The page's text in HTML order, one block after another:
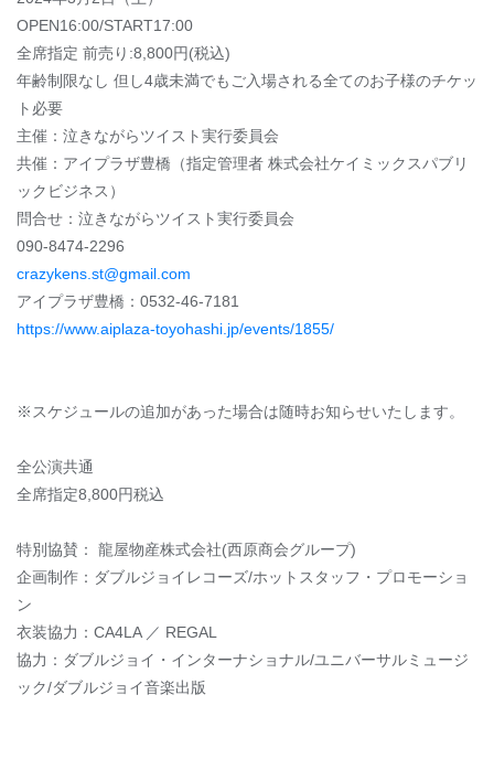
OPEN16:00/START17:00
全席指定 前売り:8,800円(税込)
年齢制限なし 但し4歳未満でもご入場される全てのお子様のチケッ
ト必要
主催：泣きながらツイスト実行委員会
共催：アイプラザ豊橋（指定管理者 株式会社ケイミックスパブリ
ックビジネス）
問合せ：泣きながらツイスト実行委員会
090-8474-2296
crazykens.st@gmail.com
アイプラザ豊橋：0532-46-7181
https://www.aiplaza-toyohashi.jp/events/1855/
※スケジュールの追加があった場合は随時お知らせいたします。
全公演共通
全席指定8,800円税込
特別協賛： 龍屋物産株式会社(⻄原商会グループ)
企画制作：ダブルジョイレコーズ/ホットスタッフ・プロモーショ
ン
衣装協力：CA4LA ／ REGAL
協力：ダブルジョイ・インターナショナル/ユニバーサルミュージ
ック/ダブルジョイ音楽出版